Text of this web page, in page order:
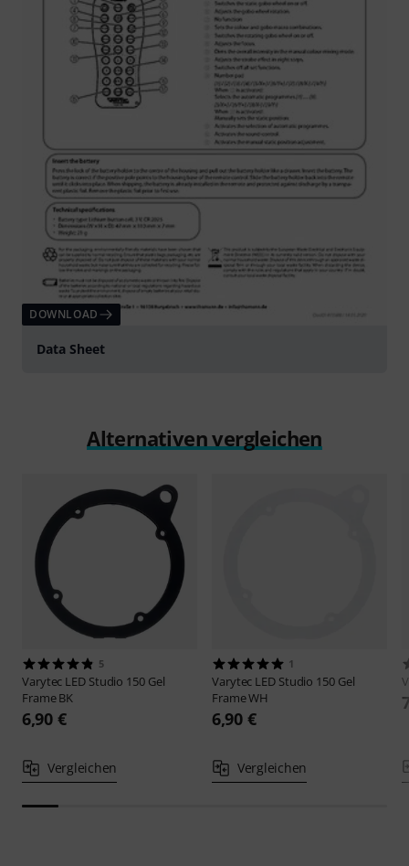
DOWNLOAD
Data Sheet
Alternativen vergleichen
5
Varytec LED Studio 150 Gel
Frame BK
6,90 €
Vergleichen
1
Varytec LED Studio 150 Gel
Frame WH
6,90 €
Vergleichen